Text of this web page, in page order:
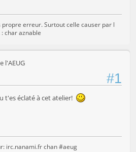
erreur. Surtout celle causer par l
char aznable
l'AEUG
#1
t'es éclaté à cet atelier!
irc.nanami.fr chan #aeug